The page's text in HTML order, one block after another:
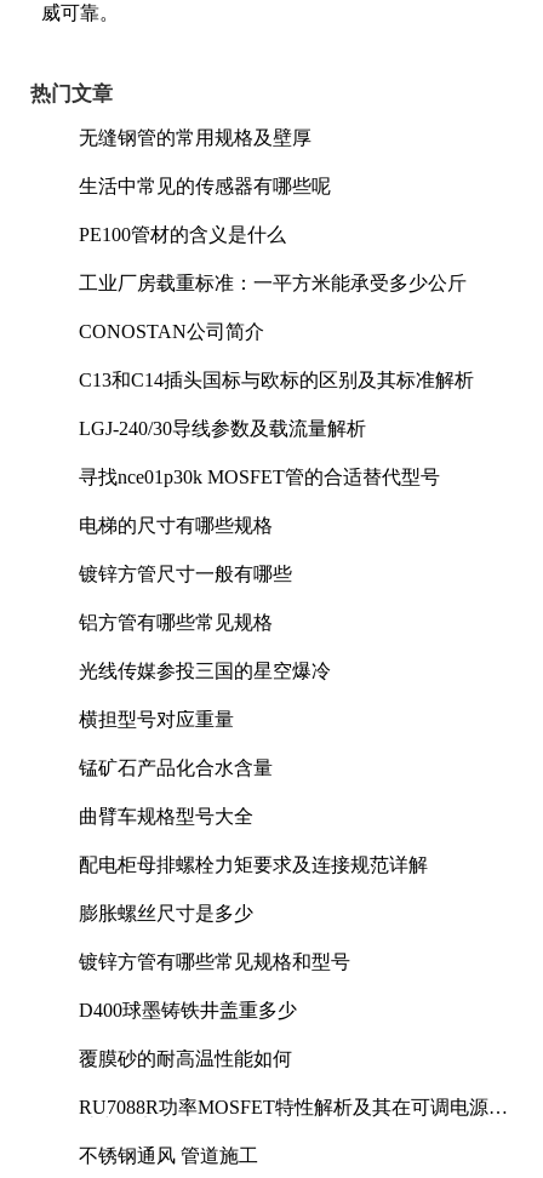
威可靠。
热门文章
无缝钢管的常用规格及壁厚
生活中常见的传感器有哪些呢
PE100管材的含义是什么
工业厂房载重标准：一平方米能承受多少公斤
CONOSTAN公司简介
C13和C14插头国标与欧标的区别及其标准解析
LGJ-240/30导线参数及载流量解析
寻找nce01p30k MOSFET管的合适替代型号
电梯的尺寸有哪些规格
镀锌方管尺寸一般有哪些
铝方管有哪些常见规格
光线传媒参投三国的星空爆冷
横担型号对应重量
锰矿石产品化合水含量
曲臂车规格型号大全
配电柜母排螺栓力矩要求及连接规范详解
膨胀螺丝尺寸是多少
镀锌方管有哪些常见规格和型号
D400球墨铸铁井盖重多少
覆膜砂的耐高温性能如何
RU7088R功率MOSFET特性解析及其在可调电源设
不锈钢通风 管道施工